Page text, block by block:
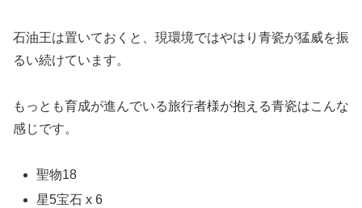
石油王は置いておくと、現環境ではやはり青瓷が猛威を振
るい続けています。
もっとも育成が進んでいる旅行者様が抱える青瓷はこんな
感じです。
聖物18
星5宝石 x 6